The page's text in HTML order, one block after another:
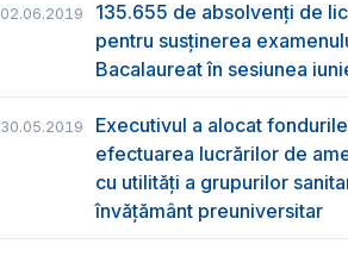
02.06.2019
135.655 de absolvenţi de
pentru susţinerea
Bacalaureat în sesiunea
30.05.2019
Executivul a alocat
efectuarea lucrărilor de
cu utilități a grupurilor
învățământ preuniversitar